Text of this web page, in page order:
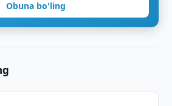
Obuna bo'ling